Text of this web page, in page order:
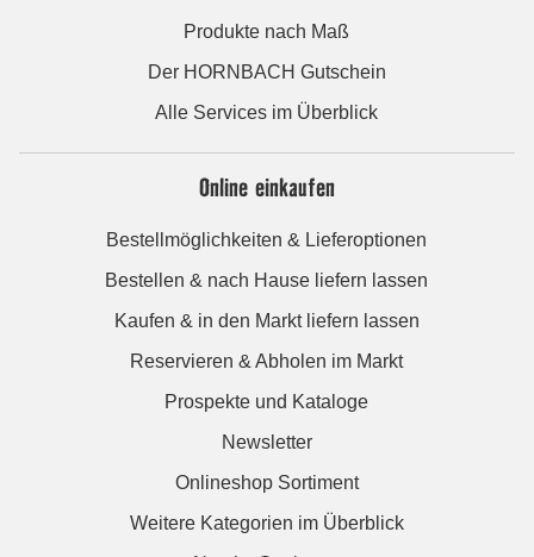
Produkte nach Maß
Der HORNBACH Gutschein
Alle Services im Überblick
Online einkaufen
Bestellmöglichkeiten & Lieferoptionen
Bestellen & nach Hause liefern lassen
Kaufen & in den Markt liefern lassen
Reservieren & Abholen im Markt
Prospekte und Kataloge
Newsletter
Onlineshop Sortiment
Weitere Kategorien im Überblick